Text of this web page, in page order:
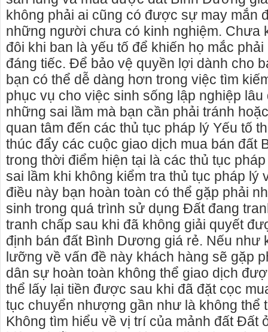
không phải ai cũng có được sự may mắn
những người chưa có kinh nghiệm. Chưa
đôi khi ban là yếu tố để khiến họ mắc
đáng tiếc. Để bảo vệ quyền lợi dành cho
bạn có thể dễ dàng hơn trong việc tìm
phục vụ cho việc sinh sống lập nghiệp
những sai lầm mà bạn cần phải tránh
quan tâm đến các thủ tục pháp lý Yếu tố
thúc đẩy các cuộc giao dịch mua bán đất
trong thời điểm hiện tại là các thủ tục
sai lầm khi không kiểm tra thủ tục pháp lý
điều này bạn hoàn toàn có thể gặp phải
sinh trong quá trình sử dụng Đất đang
tranh chấp sau khi đã không giải quyết
định bán đất Bình Dương giá rẻ. Nếu như
lưỡng về vấn đề này khách hàng sẽ gặp
dân sự hoàn toàn không thể giao dịch
thể lấy lại tiền được sau khi đã đặt cọc
tục chuyển nhượng gần như là không thể
Không tìm hiểu về vị trí của mảnh đất Đất
cho thue xe may phu yen - cho thuê xe máy
phú yên
0387560028 cho thuê xe máy phú yên - Cho
thuê xe máy ở tại Tuy Hòa Phú Yên
Yên, chuyên cho
Yên
nhà nguyên căn